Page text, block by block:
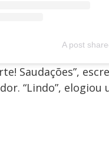
A post
Saudações”,
“Lindo”, elogiou